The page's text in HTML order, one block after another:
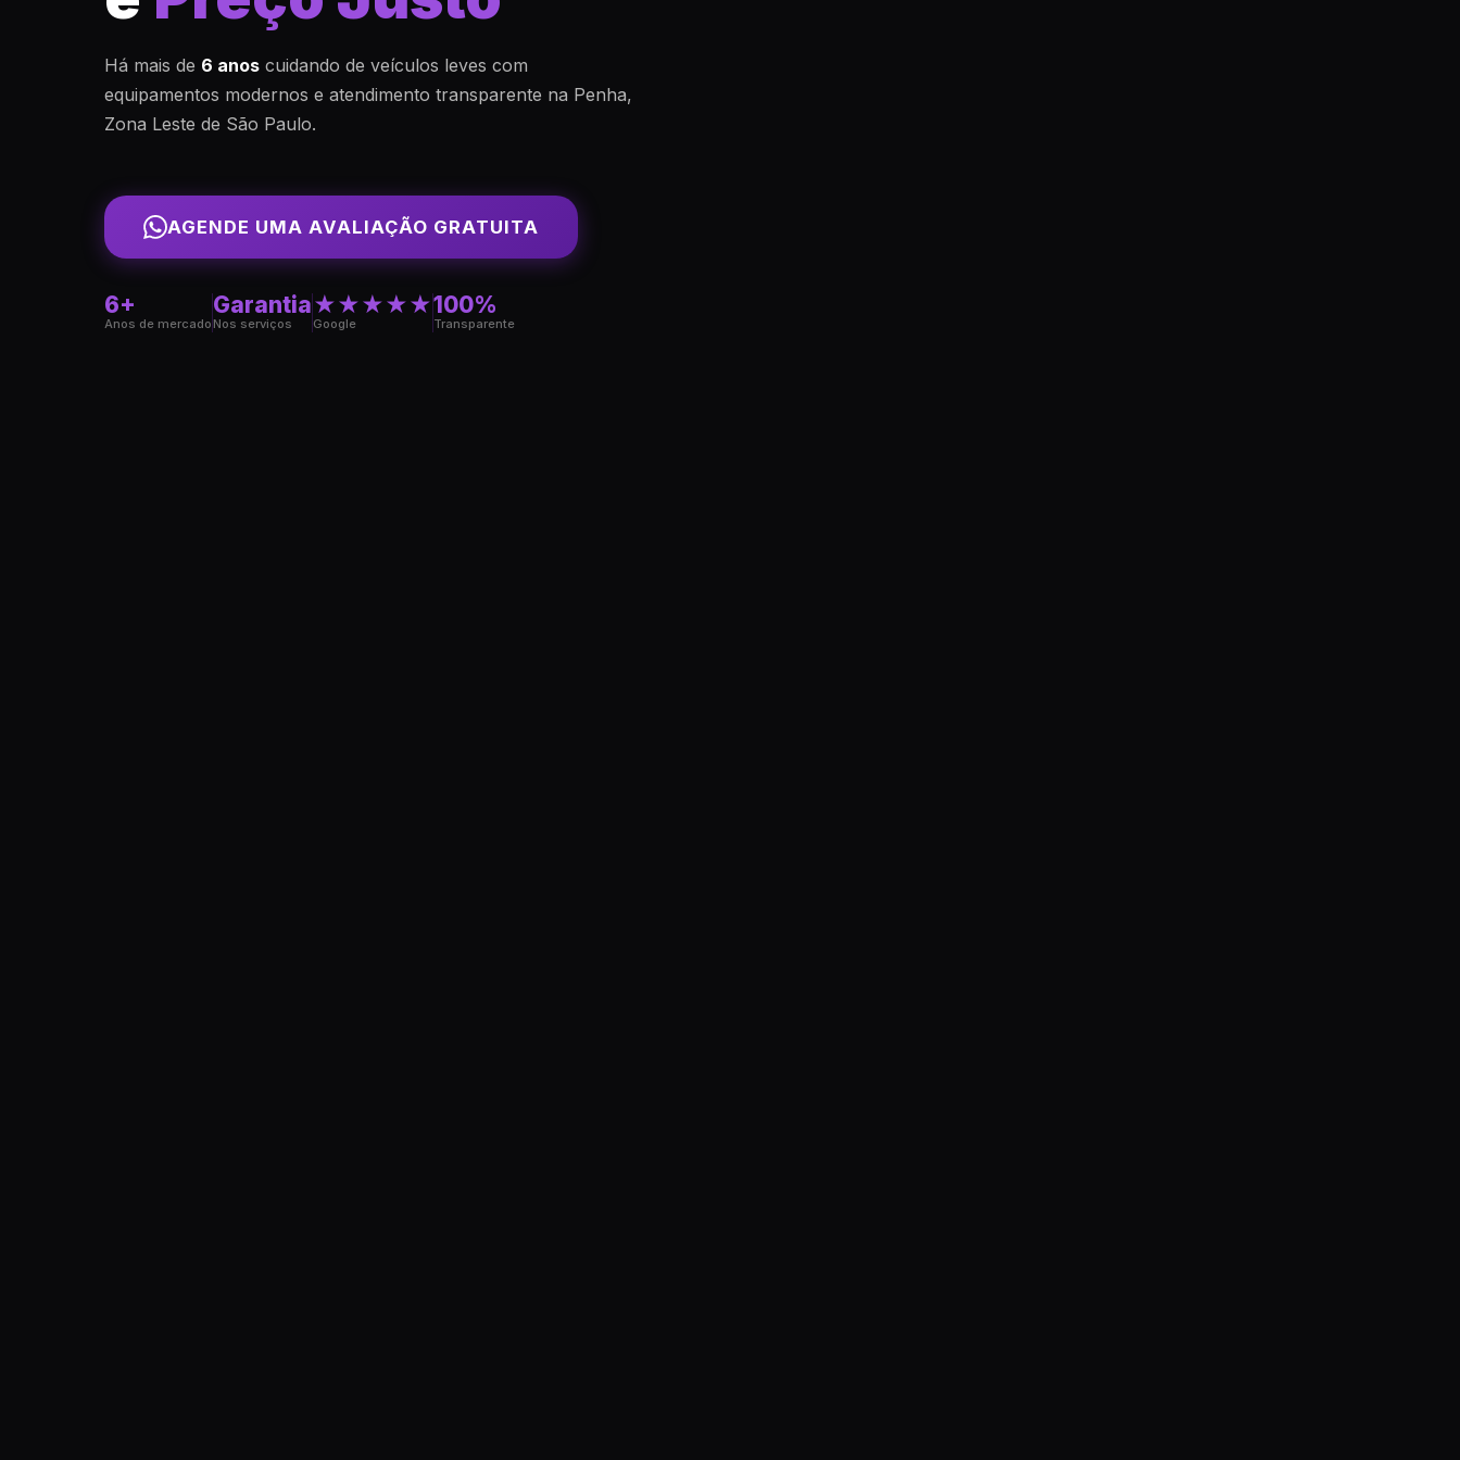
Há mais de 6 anos cuidando de veículos leves com
equipamentos modernos e atendimento transparente na Penha,
Zona Leste de São Paulo.
AGENDE UMA AVALIAÇÃO GRATUITA
6+
Anos de mercado
Garantia
Nos serviços
★★★★★
Google
100%
Transparente